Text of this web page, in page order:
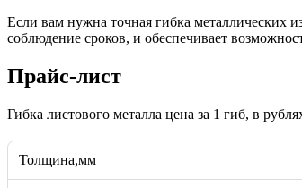
Если вам нужна точная гибка металлических
соблюдение сроков, и обеспечивает
Прайс-лист
Гибка листового металла цена за 1 гиб, в
Толщина,мм